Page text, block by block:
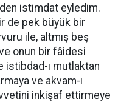
istimdat eyledim.
de pek büyük bir
ile, altmış beş
onun bir fâidesi
istibdad-ı mutlaktan
ve akvam-ı
inkişaf ettirmeye